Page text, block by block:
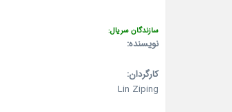
سازندگان سریال:
نویسنده:
کارگردان:
Lin Ziping